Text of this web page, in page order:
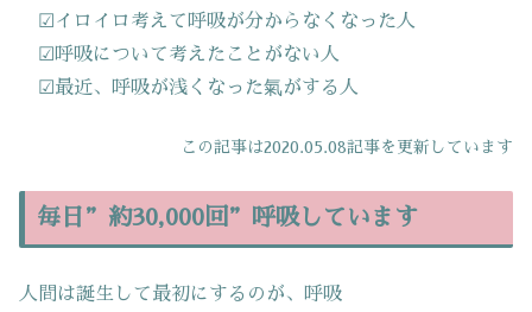
☑イロイロ考えて呼吸が分からなくなった人
☑呼吸について考えたことがない人
☑最近、呼吸が浅くなった氣がする人
この記事は2020.05.08記事を更新しています
毎日”約30,000回”呼吸しています
人間は誕生して最初にするのが、呼吸